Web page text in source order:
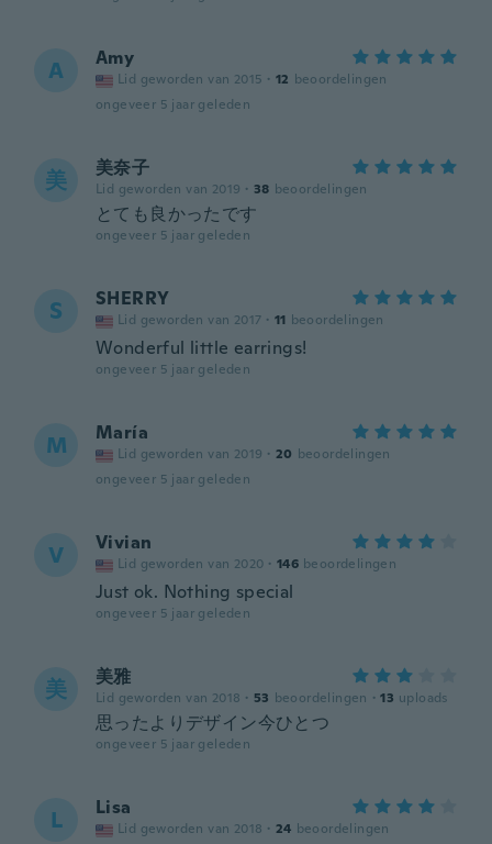
A Amy
Lid geworden van 2015 · 12 beoordelingen
ongeveer 5 jaar geleden
美 美奈子
Lid geworden van 2019 · 38 beoordelingen
とても良かったです
ongeveer 5 jaar geleden
S SHERRY
Lid geworden van 2017 · 11 beoordelingen
Wonderful little earrings!
ongeveer 5 jaar geleden
M María
Lid geworden van 2019 · 20 beoordelingen
ongeveer 5 jaar geleden
V Vivian
Lid geworden van 2020 · 146 beoordelingen
Just ok. Nothing special
ongeveer 5 jaar geleden
美 美雅
Lid geworden van 2018 · 53 beoordelingen · 13 uploads
思ったよりデザイン今ひとつ
ongeveer 5 jaar geleden
L Lisa
Lid geworden van 2018 · 24 beoordelingen